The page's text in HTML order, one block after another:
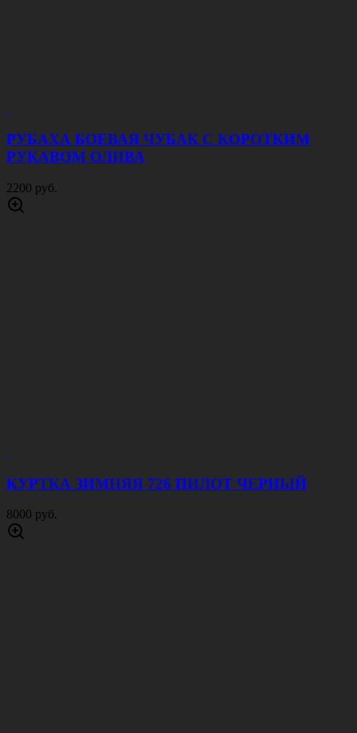
РУБАХА БОЕВАЯ ЧУБАК С КОРОТКИМ
РУКАВОМ ОЛИВА
2200 руб.
КУРТКА ЗИМНЯЯ 726 ПИЛОТ ЧЕРНЫЙ
8000 руб.